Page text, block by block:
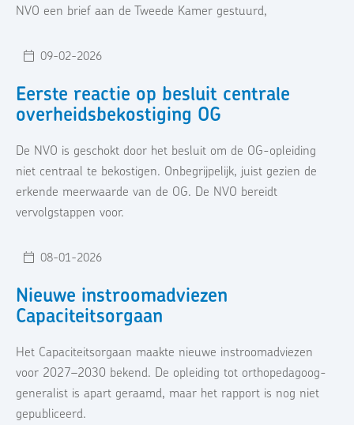
NVO een brief aan de Tweede Kamer gestuurd,
09-02-2026
Eerste reactie op besluit centrale
overheidsbekostiging OG
De NVO is geschokt door het besluit om de OG-opleiding
niet centraal te bekostigen. Onbegrijpelijk, juist gezien de
erkende meerwaarde van de OG. De NVO bereidt
vervolgstappen voor.
08-01-2026
Nieuwe instroomadviezen
Capaciteitsorgaan
Het Capaciteitsorgaan maakte nieuwe instroomadviezen
voor 2027–2030 bekend. De opleiding tot orthopedagoog-
generalist is apart geraamd, maar het rapport is nog niet
gepubliceerd.